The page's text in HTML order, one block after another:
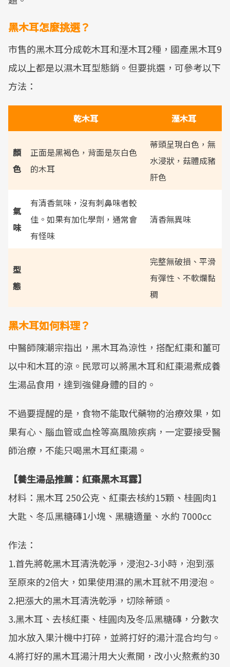
黑木耳怎麼挑選？
市售的黑木耳分成乾木耳和溼木耳2種，國產黑木耳9
成以上都是以濕木耳型態銷。但要挑選，可參考以下
方法：
乾木耳 溼木耳
顏
色
正面是黑褐色，背面是灰白色
的木耳
蒂頭呈現白色，無
水浸狀，菇體成豬
肝色
氣
味
有清香氣味，沒有刺鼻味者較
佳。如果有加化學劑，通常會
有怪味
清香無異味
型
態
完整無破損、平滑
有彈性、不軟爛黏
稠
黑木耳如何料理？
中醫師陳潮宗指出，黑木耳為涼性，搭配紅棗和薑可
以中和木耳的涼。民眾可以將黑木耳和紅棗湯煮成養
生湯品食用，達到強健身體的目的。
不過要提醒的是，食物不能取代藥物的治療效果，如
果有心、腦血管或血栓等高風險疾病，一定要接受醫
師治療，不能只喝黑木耳紅棗湯。
【養生湯品推薦：紅棗黑木耳露】
材料：黑木耳 250公克、紅棗去核約15顆、桂圓肉1
大匙、冬瓜黑糖磚1小塊、黑糖適量、水約 7000cc
作法：
1.首先將乾黑木耳清洗乾淨，浸泡2-3小時，泡到漲
至原來的2倍大，如果使用濕的黑木耳就不用浸泡。
2.把漲大的黑木耳清洗乾淨，切除蒂頭。
3.黑木耳、去核紅棗、桂圓肉及冬瓜黑糖磚，分數次
加水放入果汁機中打碎，並將打好的湯汁混合均勻。
4.將打好的黑木耳湯汁用大火煮開，改小火熬煮約30